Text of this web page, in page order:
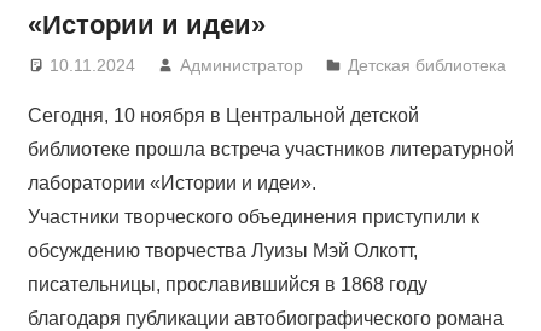
«Истории и идеи»
10.11.2024 Администратор Детская библиотека
Сегодня, 10 ноября в Центральной детской
библиотеке прошла встреча участников литературной
лаборатории «Истории и идеи».
Участники творческого объединения приступили к
обсуждению творчества Луизы Мэй Олкотт,
писательницы, прославившийся в 1868 году
благодаря публикации автобиографического романа